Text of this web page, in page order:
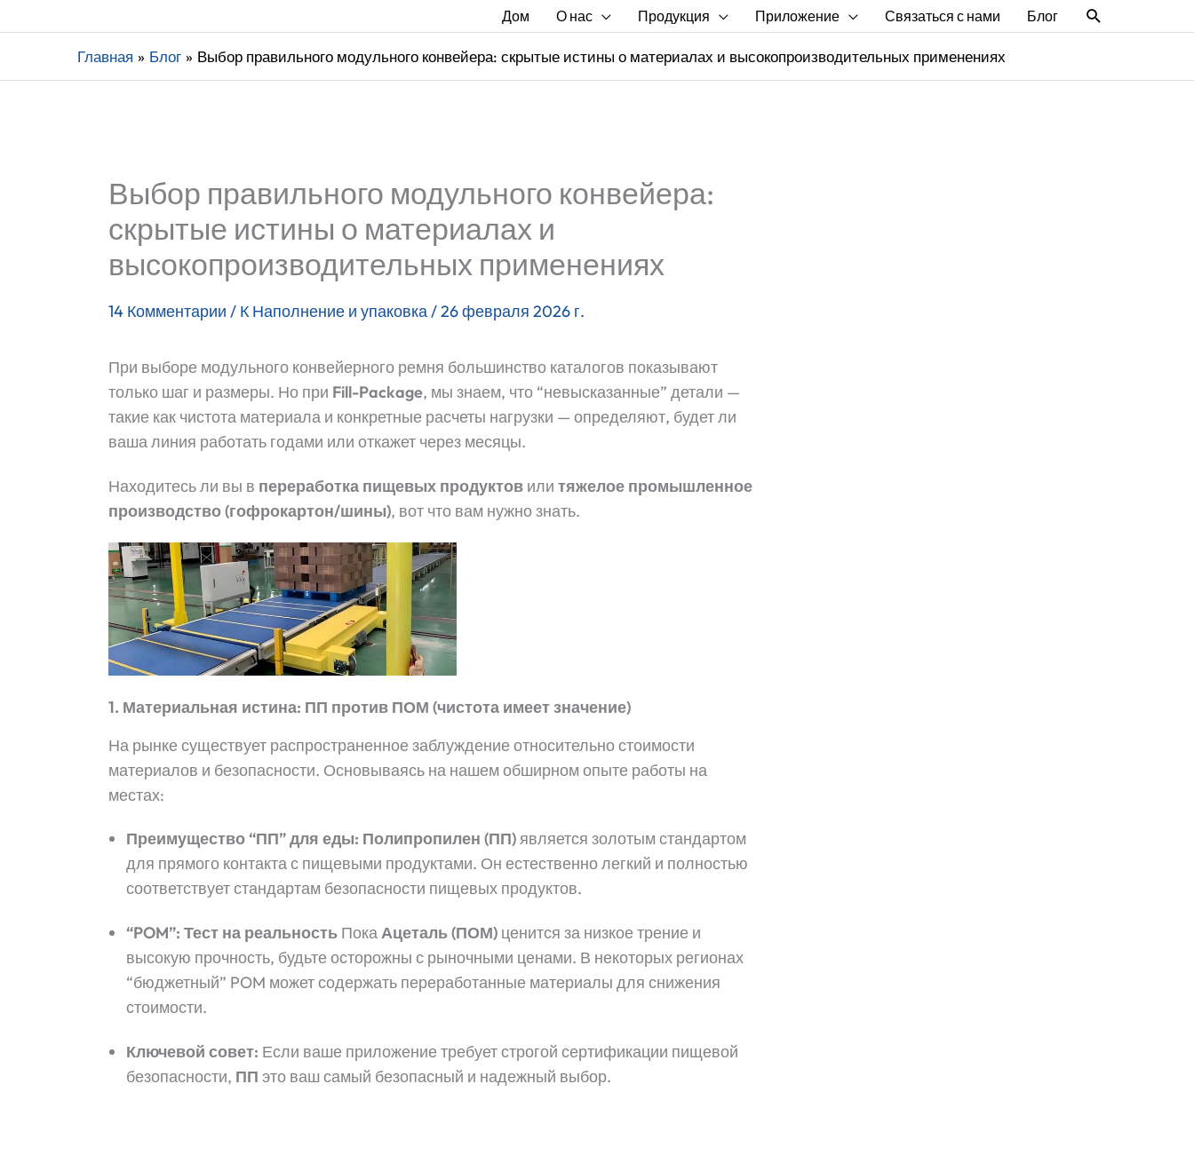
Дом О нас Продукция Приложение Связаться с нами Блог Поиск
Главная Блог Выбор правильного модульного конвейера: скрытые истины о материалах и высокопроизводительных применениях
Выбор правильного модульного конвейера:
скрытые истины о материалах и
высокопроизводительных применениях
14 Комментарии / КНаполнение и упаковка/26 февраля 2026 г.
При выборе модульного конвейерного ремня большинство каталогов показывают
только шаг и размеры. Но при Fill-Package, мы знаем, что “невысказанные” детали —
такие как чистота материала и конкретные расчеты нагрузки — определяют, будет ли
ваша линия работать годами или откажет через месяцы.
Находитесь ли вы в переработка пищевых продуктов или тяжелое промышленное
производство (гофрокартон/шины), вот что вам нужно знать.
1. Материальная истина: ПП против ПОМ (чистота имеет значение)
На рынке существует распространенное заблуждение относительно стоимости
материалов и безопасности. Основываясь на нашем обширном опыте работы на
местах:
Преимущество “ПП” для еды: Полипропилен (ПП)является золотым стандартом
для прямого контакта с пищевыми продуктами. Он естественно легкий и полностью
соответствует стандартам безопасности пищевых продуктов.
“POM”: Тест на реальность ПокаАцеталь (ПОМ) ценится за низкое трение и
высокую прочность, будьте осторожны с рыночными ценами. В некоторых регионах
“бюджетный” POM может содержать переработанные материалы для снижения
стоимости.
Ключевой совет: Если ваше приложение требует строгой сертификации пищевой
безопасности, ПП это ваш самый безопасный и надежный выбор.